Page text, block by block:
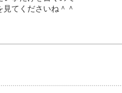
てくださいね＾＾